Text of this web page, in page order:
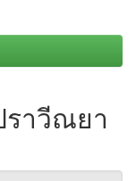
ราวีณยา